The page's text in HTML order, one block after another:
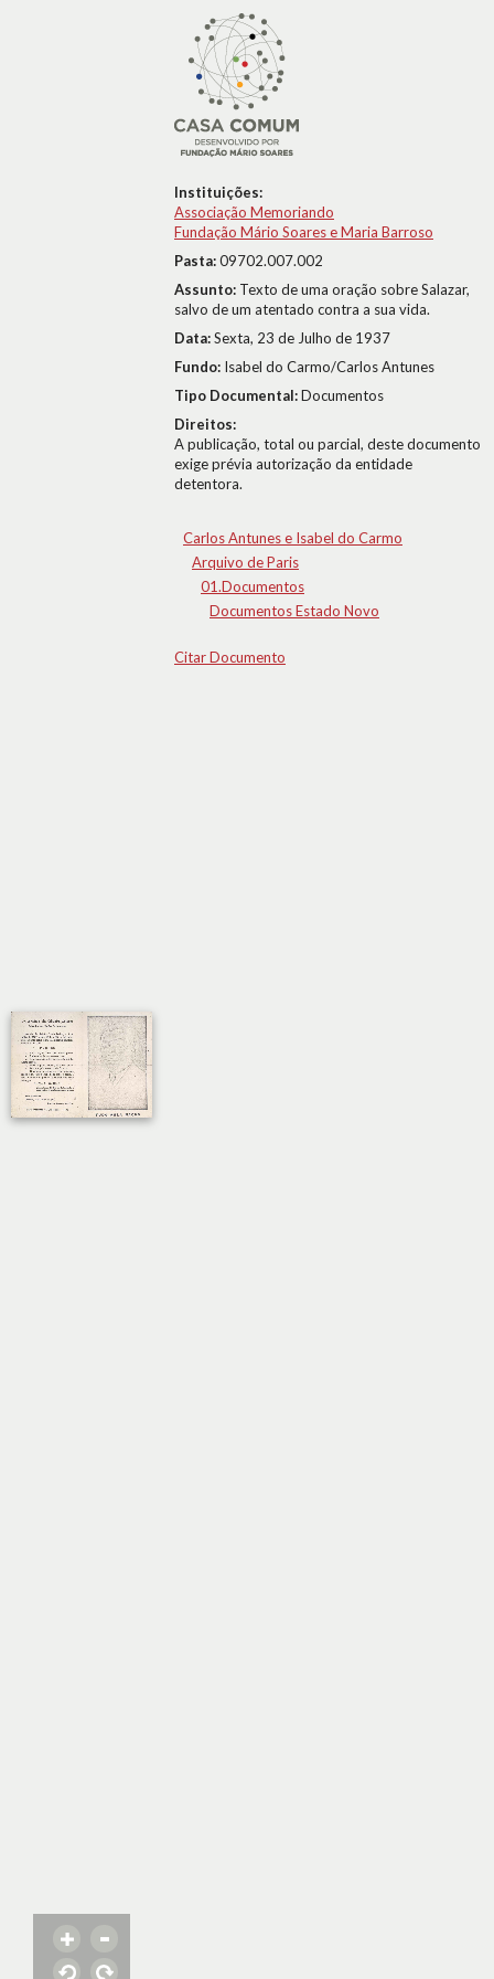
Instituições:
Associação Memoriando
Fundação Mário Soares e Maria Barroso
Pasta:09702.007.002
Assunto: Texto de uma oração sobre Salazar,
salvo de um atentado contra a sua vida.
Data:Sexta, 23 de Julho de 1937
Fundo: Isabel do Carmo/Carlos Antunes
Tipo Documental:Documentos
Direitos:
A publicação, total ou parcial, deste documento
exige prévia autorização da entidade
detentora.
Carlos Antunes e Isabel do Carmo
Arquivo de Paris
01.Documentos
Documentos Estado Novo
Citar Documento